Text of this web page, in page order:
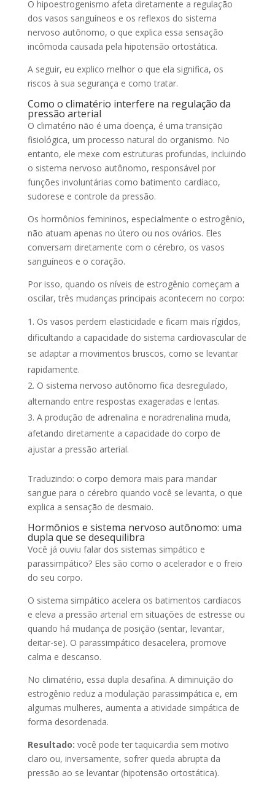
O hipoestrogenismo afeta diretamente a regulação
dos vasos sanguíneos e os reflexos do sistema
nervoso autônomo, o que explica essa sensação
incômoda causada pela hipotensão ortostática.
A seguir, eu explico melhor o que ela significa, os
riscos à sua segurança e como tratar.
Como o climatério interfere na regulação da
pressão arterial
O climatério não é uma doença, é uma transição
fisiológica, um processo natural do organismo. No
entanto, ele mexe com estruturas profundas, incluindo
o sistema nervoso autônomo, responsável por
funções involuntárias como batimento cardíaco,
sudorese e controle da pressão.
Os hormônios femininos, especialmente o estrogênio,
não atuam apenas no útero ou nos ovários. Eles
conversam diretamente com o cérebro, os vasos
sanguíneos e o coração.
Por isso, quando os níveis de estrogênio começam a
oscilar, três mudanças principais acontecem no corpo:
Os vasos perdem elasticidade e ficam mais rígidos,
dificultando a capacidade do sistema cardiovascular de
se adaptar a movimentos bruscos, como se levantar
rapidamente.
O sistema nervoso autônomo fica desregulado,
alternando entre respostas exageradas e lentas.
A produção de adrenalina e noradrenalina muda,
afetando diretamente a capacidade do corpo de
ajustar a pressão arterial.
Traduzindo: o corpo demora mais para mandar
sangue para o cérebro quando você se levanta, o que
explica a sensação de desmaio.
Hormônios e sistema nervoso autônomo: uma
dupla que se desequilibra
Você já ouviu falar dos sistemas simpático e
parassimpático? Eles são como o acelerador e o freio
do seu corpo.
O sistema simpático acelera os batimentos cardíacos
e eleva a pressão arterial em situações de estresse ou
quando há mudança de posição (sentar, levantar,
deitar-se). O parassimpático desacelera, promove
calma e descanso.
No climatério, essa dupla desafina. A diminuição do
estrogênio reduz a modulação parassimpática e, em
algumas mulheres, aumenta a atividade simpática de
forma desordenada.
Resultado: você pode ter taquicardia sem motivo
claro ou, inversamente, sofrer queda abrupta da
pressão ao se levantar (hipotensão ortostática).